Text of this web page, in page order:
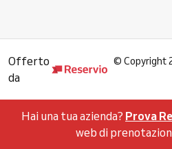
Offerto
da
© Copyright
Hai una tua azienda? Prova
web di